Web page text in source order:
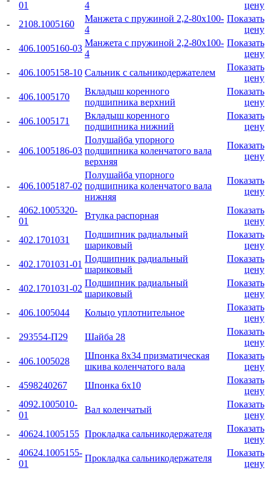
01
4
цену
-
2108.1005160
Манжета с пружиной 2,2-80x100-
4
Показать
цену
-
406.1005160-03
Манжета с пружиной 2,2-80x100-
4
Показать
цену
-
406.1005158-10 Сальник с сальникодержателем
Показать
цену
-
406.1005170
Вкладыш коренного
подшипника верхний
Показать
цену
-
406.1005171
Вкладыш коренного
подшипника нижний
Показать
цену
- 406.1005186-03
Полушайба упорного
подшипника коленчатого вала
верхняя
Показать
цену
- 406.1005187-02
Полушайба упорного
подшипника коленчатого вала
нижняя
Показать
цену
-
4062.1005320-
01
Втулка распорная
Показать
цену
-
402.1701031
Подшипник радиальный
шариковый
Показать
цену
-
402.1701031-01
Подшипник радиальный
шариковый
Показать
цену
-
402.1701031-02
Подшипник радиальный
шариковый
Показать
цену
-
406.1005044 Кольцо уплотнительное
Показать
цену
-
293554-П29 Шайба 28
Показать
цену
-
406.1005028
Шпонка 8x34 призматическая
шкива коленчатого вала
Показать
цену
-
4598240267 Шпонка 6x10
Показать
цену
-
4092.1005010-
01
Вал коленчатый
Показать
цену
-
40624.1005155 Прокладка сальникодержателя
Показать
цену
-
40624.1005155-
01
Прокладка сальникодержателя
Показать
цену